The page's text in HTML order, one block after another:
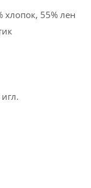
хлопок, 55% лен